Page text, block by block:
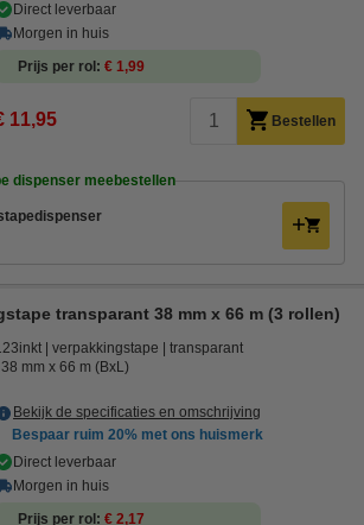
Direct leverbaar
Morgen in huis
Prijs per rol
€ 1,99
11,95 Bestellen
dispenser meebestellen
transparant 38 mm x 66 m (3 rollen)
verpakkingstape
transparant
38 mm x 66 m (BxL)
Bekijk de specificaties en omschrijving
Bespaar ruim 20% met ons huismerk
Direct leverbaar
Morgen in huis
Prijs per rol
€ 2,17